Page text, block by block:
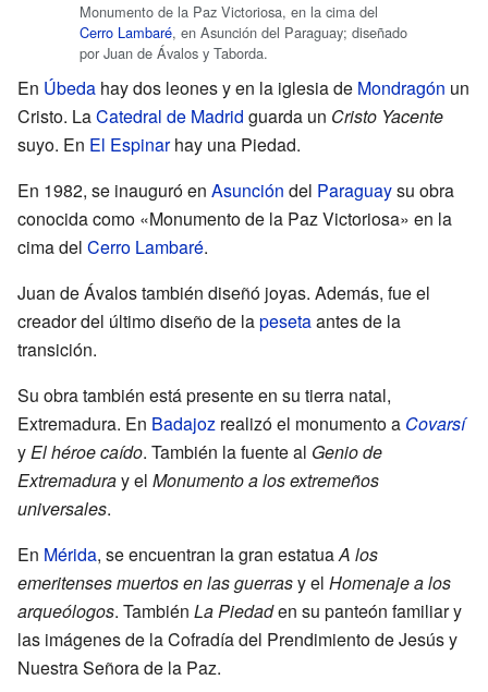
Monumento de la Paz Victoriosa, en la cima del
Cerro Lambaré, en Asunción del Paraguay; diseñado
por Juan de Ávalos y Taborda.
En Úbeda hay dos leones y en la iglesia de Mondragón un
Cristo. LaCatedral de Madrid guarda un Cristo Yacente
suyo. En El Espinarhay una Piedad.
En 1982, se inauguró en Asunción del Paraguaysu obra
conocida como «Monumento de la Paz Victoriosa» en la
cima del Cerro Lambaré.
Juan de Ávalos también diseñó joyas. Además, fue el
creador del último diseño de lapesetaantes de la
transición.
Su obra también está presente en su tierra natal,
Extremadura. En Badajoz realizó el monumento a Covarsí
yEl héroe caído. También la fuente al Genio de
Extremaduray el Monumento a los extremeños
universales.
En Mérida, se encuentran la gran estatuaA los
emeritenses muertos en las guerrasy el Homenaje a los
arqueólogos. También La Piedaden su panteón familiar y
las imágenes de la Cofradía del Prendimiento de Jesús y
Nuestra Señora de la Paz.